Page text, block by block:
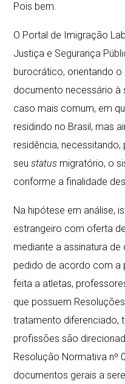
Pois bem.
O Portal de Imigração
Justiça e Segurança
burocrático, orientando
documento necessário à
caso mais comum, em
residindo no Brasil, mas
residência,
seustatus migratório, o
conforme a finalidade
Na hipótese em análise,
estrangeiro com oferta
mediante a assinatura
pedido de acordo com a
feita a atletas,
que possuem
tratamento diferenciado,
profissões são
Resolução Normativa nº
documentos gerais a